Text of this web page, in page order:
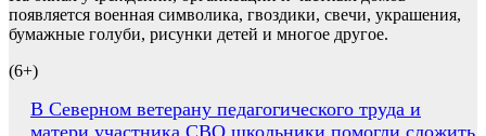
появляется военная символика, гвоздики, свечи, украшения,
бумажные голуби, рисунки детей и многое другое.
(6+)
Навигация
В Северном ветерану педагогического труда и
матери участника СВО школьники помогли сложить